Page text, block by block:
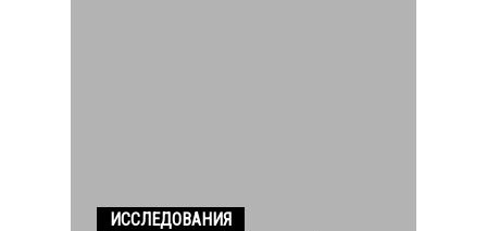
ИССЛЕДОВАНИЯ